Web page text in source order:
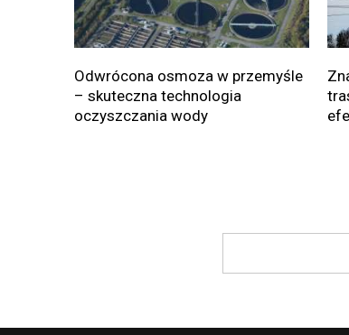
Odwrócona osmoza w przemyśle
– skuteczna technologia
oczyszczania wody